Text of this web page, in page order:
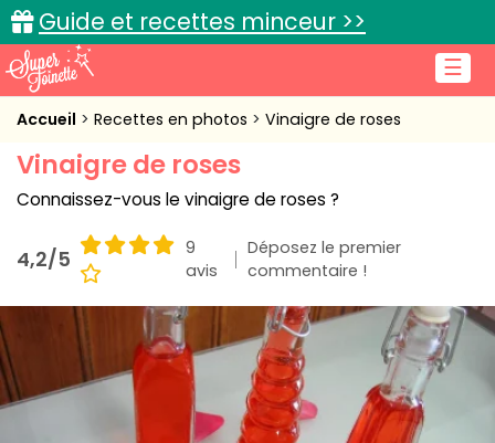
☰
Guide et recettes minceur >>
Accueil
Recettes de cuisine
L'actu cuisine
Connexion
Accueil Recettes en photos Vinaigre de roses
Vinaigre de roses
Connaissez-vous le vinaigre de roses ?
4,2/5
9
avis
Déposez le premier
commentaire !